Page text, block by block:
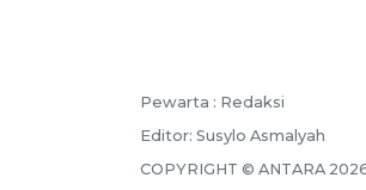
Pewarta : Redaksi
Editor: Susylo Asmalyah
COPYRIGHT © ANTARA